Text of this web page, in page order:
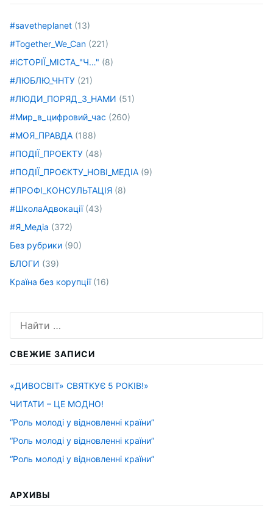
#savetheplanet (13)
#Together_We_Can (221)
#іСТОРІЇ_МІСТА_"Ч…" (8)
#ЛЮБЛЮ_ЧНТУ (21)
#ЛЮДИ_ПОРЯД_З_НАМИ (51)
#Мир_в_цифровий_час (260)
#МОЯ_ПРАВДА (188)
#ПОДІЇ_ПРОЕКТУ (48)
#ПОДІЇ_ПРОЄКТУ_НОВІ_МЕДІА (9)
#ПРОФІ_КОНСУЛЬТАЦІЯ (8)
#ШколаАдвокації(43)
#Я_Медіа (372)
Без рубрики (90)
БЛОГИ (39)
Країна без корупції(16)
СВЕЖИЕ ЗАПИСИ
«ДИВОСВІТ» СВЯТКУЄ 5 РОКІВ!»
ЧИТАТИ – ЦЕ МОДНО!
“Роль молоді у відновленні країни”
“Роль молоді у відновленні країни”
“Роль молоді у відновленні країни”
АРХИВЫ